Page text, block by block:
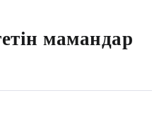
мамандар